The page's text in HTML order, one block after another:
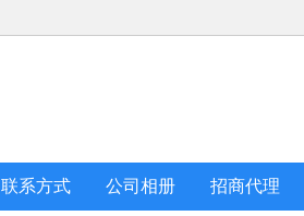
联系方式 公司相册 招商代理